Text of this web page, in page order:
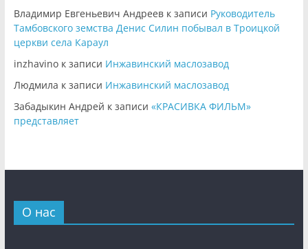
Владимир Евгеньевич Андреевк записи Руководитель
Тамбовского земства Денис Силин побывал в Троицкой
церкви села Караул
inzhavinoк записи Инжавинский маслозавод
Людмила к записи Инжавинский маслозавод
Забадыкин Андрей к записи «КРАСИВКА ФИЛЬМ»
представляет
О нас